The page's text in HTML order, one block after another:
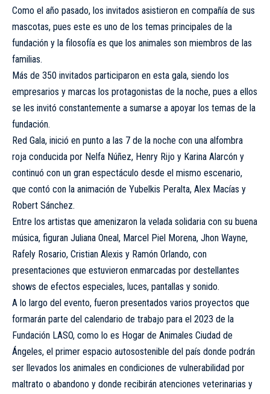
Como el año pasado, los invitados asistieron en compañía de sus
mascotas, pues este es uno de los temas principales de la
fundación y la filosofía es que los animales son miembros de las
familias.
Más de 350 invitados participaron en esta gala, siendo los
empresarios y marcas los protagonistas de la noche, pues a ellos
se les invitó constantemente a sumarse a apoyar los temas de la
fundación.
Red Gala, inició en punto a las 7 de la noche con una alfombra
roja conducida por Nelfa Núñez, Henry Rijo y Karina Alarcón y
continuó con un gran espectáculo desde el mismo escenario,
que contó con la animación de Yubelkis Peralta, Alex Macías y
Robert Sánchez.
Entre los artistas que amenizaron la velada solidaria con su buena
música, figuran Juliana Oneal, Marcel Piel Morena, Jhon Wayne,
Rafely Rosario, Cristian Alexis y Ramón Orlando, con
presentaciones que estuvieron enmarcadas por destellantes
shows de efectos especiales, luces, pantallas y sonido.
A lo largo del evento, fueron presentados varios proyectos que
formarán parte del calendario de trabajo para el 2023 de la
Fundación LASO, como lo es Hogar de Animales Ciudad de
Ángeles, el primer espacio autosostenible del país donde podrán
ser llevados los animales en condiciones de vulnerabilidad por
maltrato o abandono y donde recibirán atenciones veterinarias y